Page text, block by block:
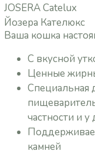
JOSERA Catelux
Йозера Кателюкс
Ваша кошка
С вкусной
Ценные
Специальная
частности и
камней